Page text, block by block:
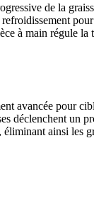
de la
à main régule la
avancée pour
déclenchent un
ainsi les